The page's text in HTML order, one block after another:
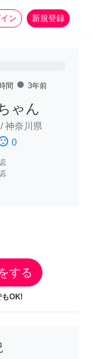
ン 新規登録
more_horiz
間 fiber_manual_record 3年前
ゃん
/神奈川県
0
する
もOK!